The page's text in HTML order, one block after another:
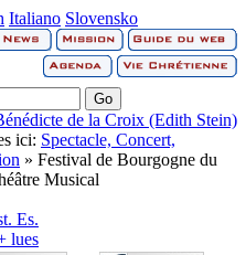
Italiano Slovensko
de la Croix (Edith Stein)
ici: Spectacle, Concert,
» Festival de Bourgogne du
Musical
Es.
lues